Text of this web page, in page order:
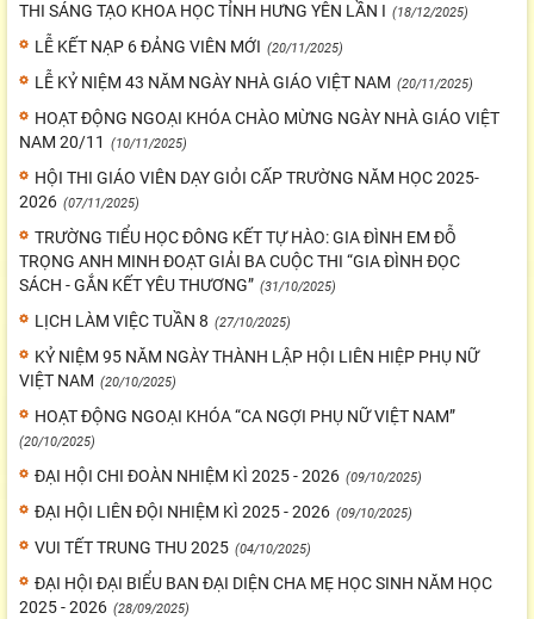
THI SÁNG TẠO KHOA HỌC TỈNH HƯNG YÊN LẦN I (18/12/2025)
LỄ KẾT NẠP 6 ĐẢNG VIÊN MỚI (20/11/2025)
LỄ KỶ NIỆM 43 NĂM NGÀY NHÀ GIÁO VIỆT NAM (20/11/2025)
HOẠT ĐỘNG NGOẠI KHÓA CHÀO MỪNG NGÀY NHÀ GIÁO VIỆT
NAM 20/11
(10/11/2025)
HỘI THI GIÁO VIÊN DẠY GIỎI CẤP TRƯỜNG NĂM HỌC 2025-
2026 (07/11/2025)
TRƯỜNG TIỂU HỌC ĐÔNG KẾT TỰ HÀO: GIA ĐÌNH EM ĐỖ
TRỌNG ANH MINH ĐOẠT GIẢI BA CUỘC THI “GIA ĐÌNH ĐỌC
SÁCH - GẮN KẾT YÊU THƯƠNG” (31/10/2025)
LỊCH LÀM VIỆC TUẦN 8 (27/10/2025)
KỶ NIỆM 95 NĂM NGÀY THÀNH LẬP HỘI LIÊN HIỆP PHỤ NỮ
VIỆT NAM (20/10/2025)
HOẠT ĐỘNG NGOẠI KHÓA “CA NGỢI PHỤ NỮ VIỆT NAM”
(20/10/2025)
ĐẠI HỘI CHI ĐOÀN NHIỆM KÌ 2025 - 2026 (09/10/2025)
ĐẠI HỘI LIÊN ĐỘI NHIỆM KÌ 2025 - 2026 (09/10/2025)
VUI TẾT TRUNG THU 2025 (04/10/2025)
ĐẠI HỘI ĐẠI BIỂU BAN ĐẠI DIỆN CHA MẸ HỌC SINH NĂM HỌC
2025 - 2026 (28/09/2025)